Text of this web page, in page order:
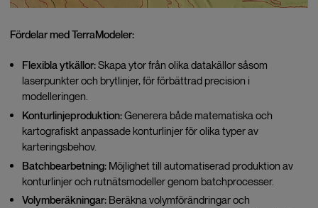
Fördelar med TerraModeler:
Flexibla ytkällor:Skapa ytor från olika datakällor såsom
laserpunkter och brytlinjer, för förbättrad precision i
modelleringen.
Konturlinjeproduktion:Generera både matematiska och
kartografiskt anpassade konturlinjer för olika typer av
karteringsbehov.
Batchbearbetning: Möjlighet till automatiserad produktion av
konturlinjer och rutnätsmodeller genom batchprocesser.
Volymberäkningar: Beräkna volymförändringar och